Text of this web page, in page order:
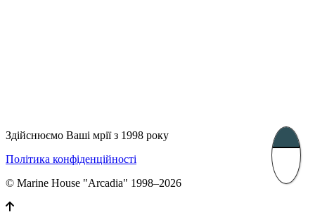
Здійснюємо Ваші мрії з 1998 року
Політика конфіденційності
© Marine House "Arcadia" 1998–2026